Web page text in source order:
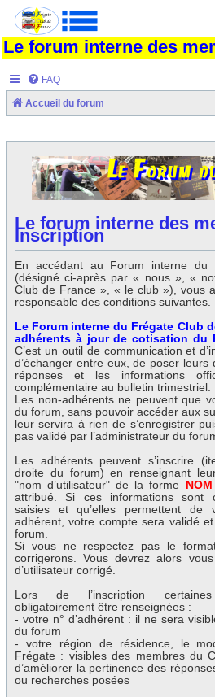
Le forum interne des
FAQ
Accueil du forum
Le forum interne des
Inscription
En accédant au Forum interne du
(désigné ci-après par « nous », «
Club de France », « le club »), vous
responsable des conditions suivantes.
Le Forum interne du Frégate Club
adhérents à jour de cotisation du
C’est un outil de communication et
d’échanger entre eux, de poser
réponses et les informations
complémentaire au bulletin trimestriel.
Les non-adhérents ne peuvent que
du forum, sans pouvoir accéder aux
leur servira à rien de s’enregistrer
pas validé par l’administrateur du
Les adhérents peuvent s’inscrire
droite du forum) en renseignant
"nom d’utilisateur" de la forme
attribué. Si ces informations sont
saisies et qu’elles permettent de
adhérent, votre compte sera validé
forum.
Si vous ne respectez pas le
corrigerons. Vous devrez alors
d’utilisateur corrigé.
Lors de l’inscription
obligatoirement être renseignées :
- votre n° d’adhérent : il ne sera
du forum
- votre région de résidence, le
Frégate : visibles des membres du
d’améliorer la pertinence des
ou recherches posées